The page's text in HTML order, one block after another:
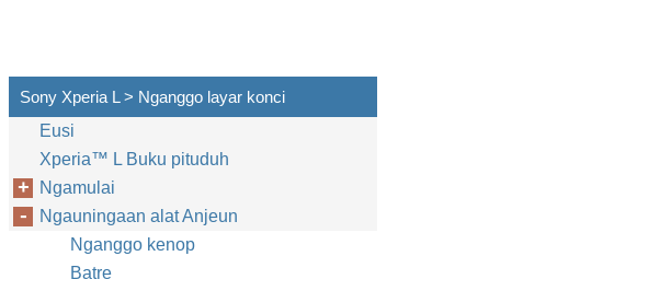
Sony Xperia L > Nganggo layar konci
Eusi
Xperia™‎ L Buku pituduh
Ngamulai
Ngauningaan alat Anjeun
Nganggo kenop
Batre